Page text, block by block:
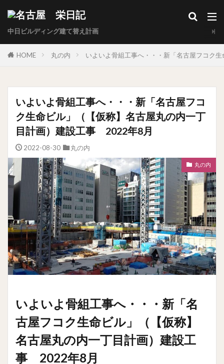
中日ビルディング建て替え計画
HOME 丸の内 いよいよ骨組工事へ・・・新「名古屋フコク
いよいよ骨組工事へ・・・新「名古屋フコ
ク生命ビル」（【仮称】名古屋丸の内一丁
目計画）建設工事 2022年8月
2022-08-30 丸の内
丸の内
いよいよ骨組工事へ・・・新「名
古屋フコク生命ビル」（【仮称】
名古屋丸の内一丁目計画）建設工
事 2022年8月